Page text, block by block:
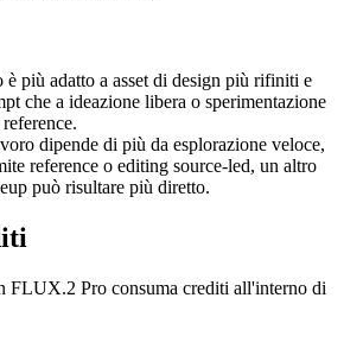
più adatto a asset di design più rifiniti e
che a ideazione libera o sperimentazione
dipende di più da esplorazione veloce,
reference o editing source-led, un altro
può risultare più diretto.
FLUX.2 Pro consuma crediti all'interno di